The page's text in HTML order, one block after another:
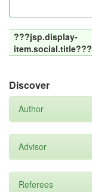
???jsp.display-
item.social.title???
Discover
Author
Advisor
Referees